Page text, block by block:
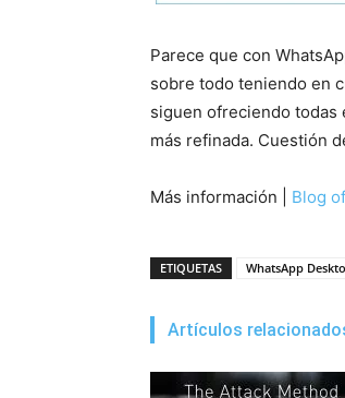
Parece que con
sobre todo teniendo en
siguen ofreciendo todas
más refinada. Cuestión
Más información | Blog
ETIQUETAS WhatsApp
Artículos